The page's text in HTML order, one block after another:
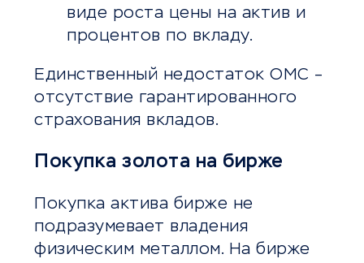
виде роста цены на актив и
процентов по вкладу.
Единственный недостаток ОМС –
отсутствие гарантированного
страхования вкладов.
Покупка золота на бирже
Покупка актива бирже не
подразумевает владения
физическим металлом. На бирже